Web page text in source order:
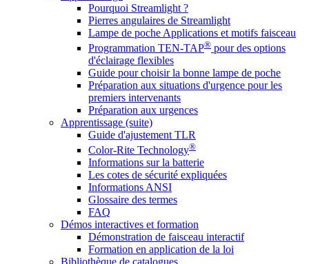
Pourquoi Streamlight ?
Pierres angulaires de Streamlight
Lampe de poche Applications et motifs faisceau
Programmation TEN-TAP® pour des options
d'éclairage flexibles
Guide pour choisir la bonne lampe de poche
Préparation aux situations d'urgence pour les
premiers intervenants
Préparation aux urgences
Apprentissage (suite)
Guide d'ajustement TLR
Color-Rite Technology®
Informations sur la batterie
Les cotes de sécurité expliquées
Informations ANSI
Glossaire des termes
FAQ
Démos interactives et formation
Démonstration de faisceau interactif
Formation en application de la loi